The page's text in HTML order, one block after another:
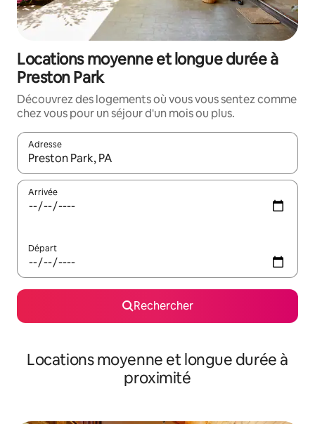
Locations moyenne et longue durée à
Preston Park
Découvrez des logements où vous vous sentez comme
chez vous pour un séjour d'un mois ou plus.
Adresse
Lorsque les résultats s'affichent, utilisez les flèches vers le
Arrivée
Départ
Rechercher
Locations moyenne et longue durée à
proximité